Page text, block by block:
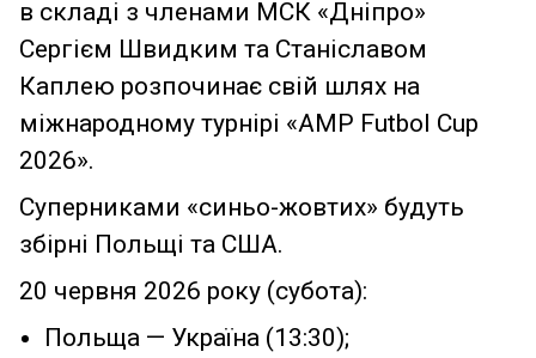
в складі з членами МСК «Дніпро»
Сергієм Швидким та Станіславом
Каплею розпочинає свій шлях на
міжнародному турнірі «AMP Futbol Cup
2026».
Суперниками «синьо-жовтих» будуть
збірні Польщі та США.
20 червня 2026 року (субота):
Польща — Україна (13:30);